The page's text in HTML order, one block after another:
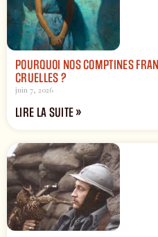
POURQUOI NOS COMPTINES
CRUELLES ?
juin 7, 2026
LIRE LA SUITE »